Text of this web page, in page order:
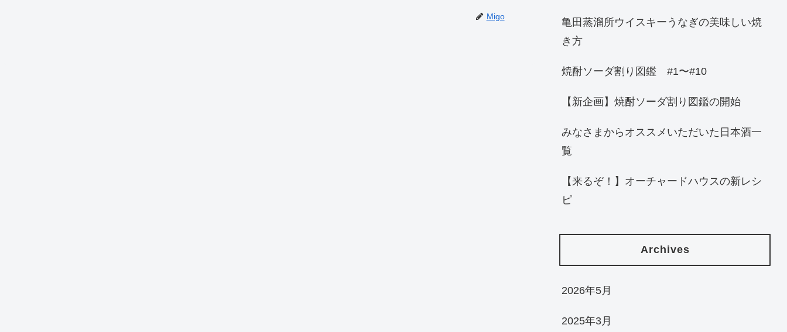
Migo
亀田蒸溜所ウイスキーうなぎの美味しい焼
き方
焼酎ソーダ割り図鑑 #1〜#10
【新企画】焼酎ソーダ割り図鑑の開始
みなさまからオススメいただいた日本酒一
覧
【来るぞ！】オーチャードハウスの新レシ
ピ
Archives
2026年5月
2025年3月